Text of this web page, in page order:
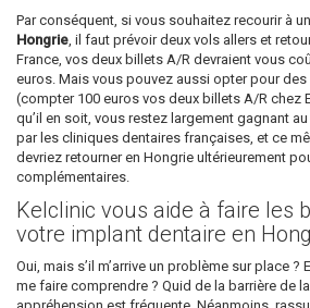
Par conséquent, si vous souhaitez recourir à un
Hongrie, il faut prévoir deux vols allers et
France, vos deux billets A/R devraient vous
euros. Mais vous pouvez aussi opter pour
(compter 100 euros vos deux billets A/R chez
qu’il en soit, vous restez largement gagnant
par les cliniques dentaires françaises, et ce
devriez retourner en Hongrie ultérieurement
complémentaires.
Kelclinic vous aide à faire les
votre implant dentaire en
Oui, mais s’il m’arrive un problème sur place ?
me faire comprendre ? Quid de la barrière de